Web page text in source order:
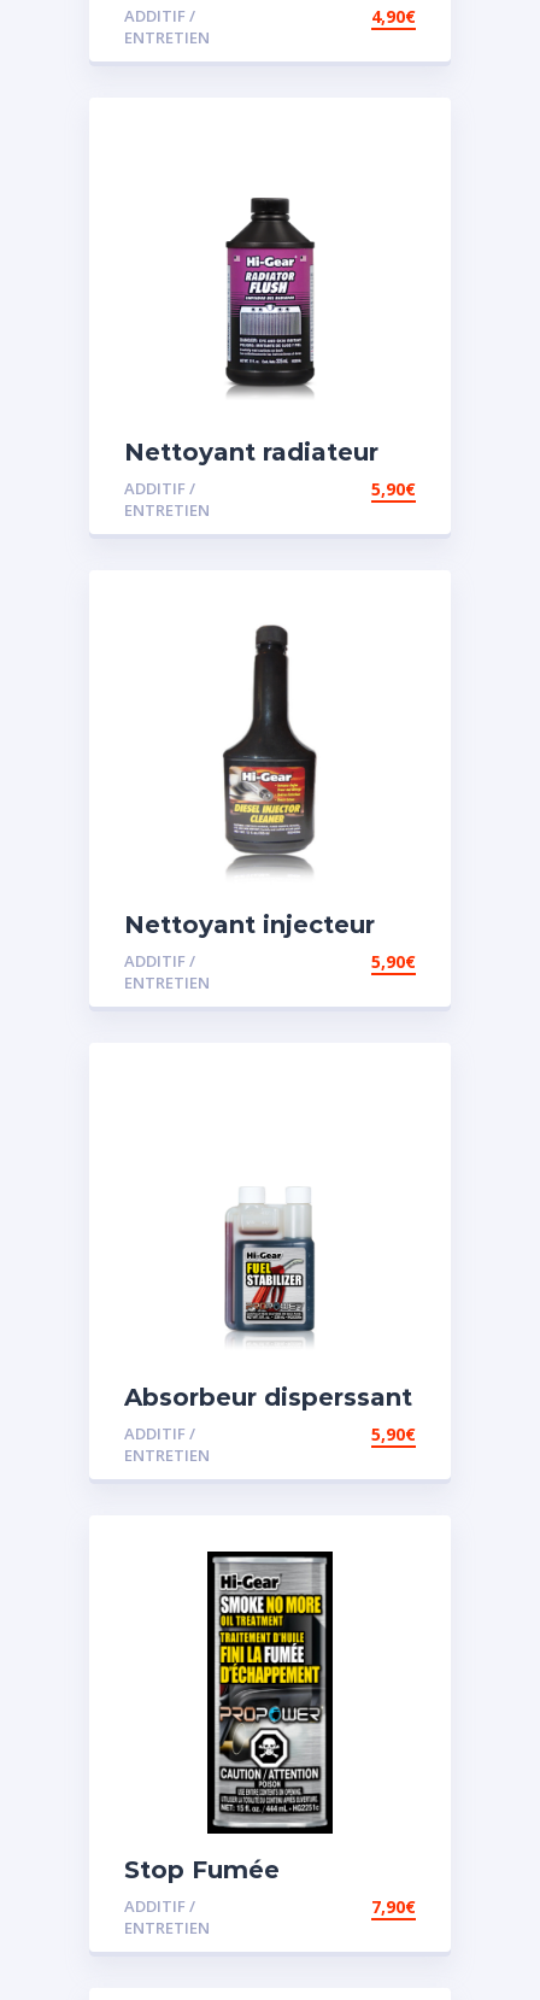
ADDITIF /
ENTRETIEN
4,90€
Nettoyant radiateur
ADDITIF /
ENTRETIEN
5,90€
Nettoyant injecteur
diesel
ADDITIF /
ENTRETIEN
5,90€
Absorbeur disperssant
d’eau pour carburant
ADDITIF /
ENTRETIEN
5,90€
Stop Fumée
ADDITIF /
ENTRETIEN
7,90€